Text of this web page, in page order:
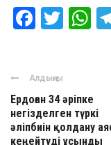
Алдыңғы
Ердоған 34 әріпке
негізделген түркі
әліпбиін қолдану
кеңейтуді ұсынды